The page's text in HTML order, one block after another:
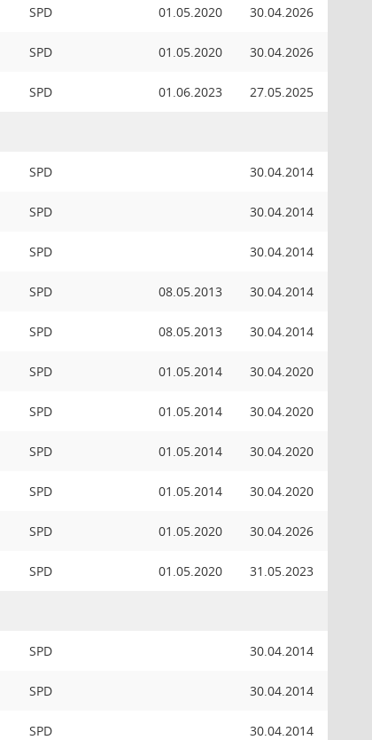
SPD 01.05.2020 30.04.2026
SPD 01.05.2020 30.04.2026
SPD 01.06.2023 27.05.2025
SPD 30.04.2014
SPD 30.04.2014
SPD 30.04.2014
SPD 08.05.2013 30.04.2014
SPD 08.05.2013 30.04.2014
SPD 01.05.2014 30.04.2020
SPD 01.05.2014 30.04.2020
SPD 01.05.2014 30.04.2020
SPD 01.05.2014 30.04.2020
SPD 01.05.2020 30.04.2026
SPD 01.05.2020 31.05.2023
SPD 30.04.2014
SPD 30.04.2014
SPD 30.04.2014